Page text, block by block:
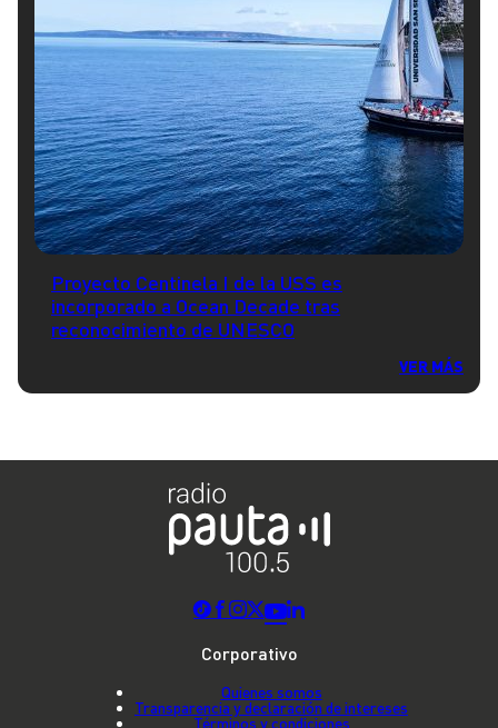
Proyecto Centinela I de la USS es
incorporado a Ocean Decade tras
reconocimiento de UNESCO
VER MÁS
Corporativo
Quienes somos
Transparencia y declaración de intereses
Términos y condiciones